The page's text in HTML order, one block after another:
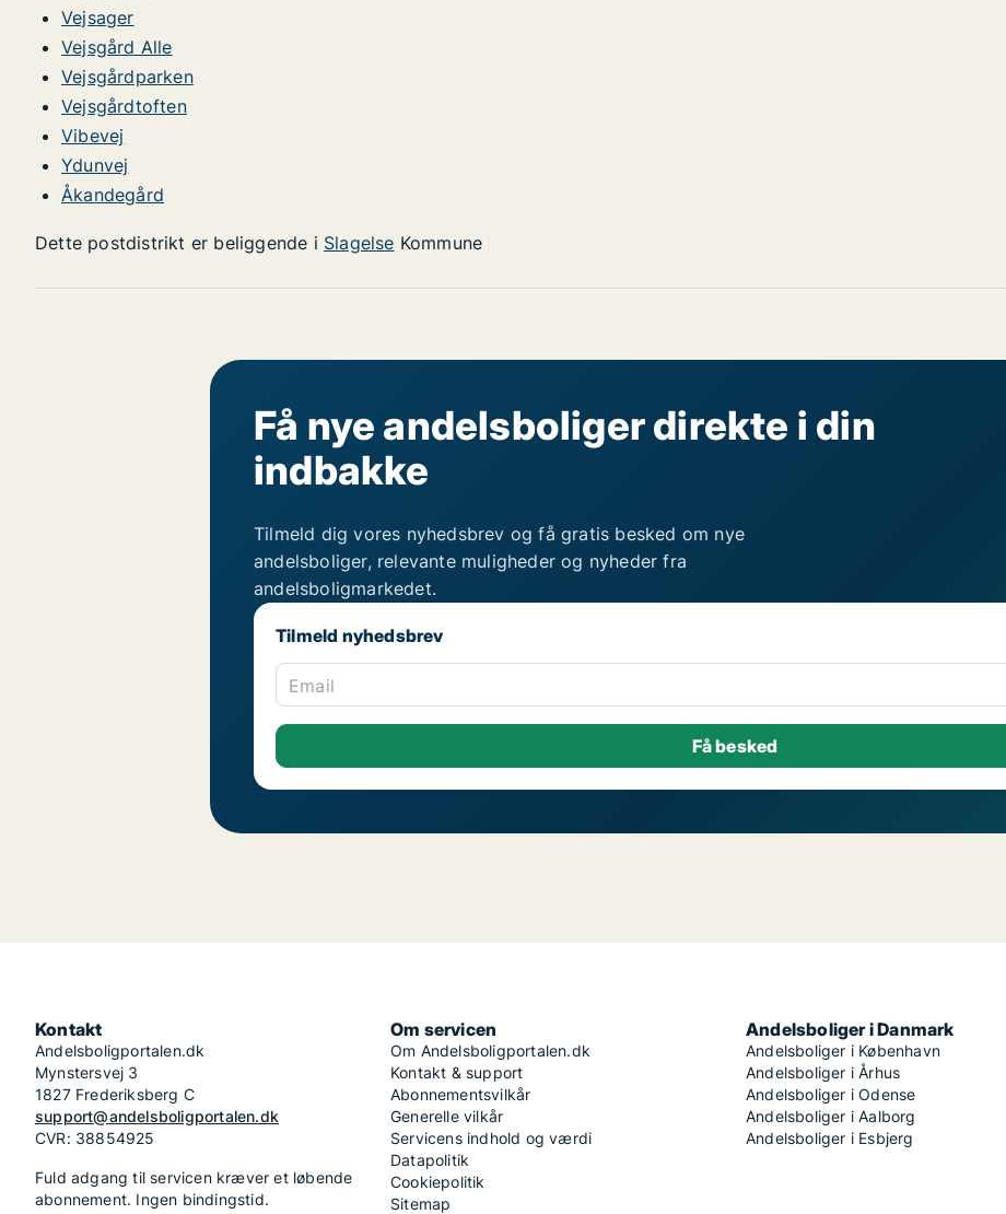
Vejsager
Vejsgård Alle
Vejsgårdparken
Vejsgårdtoften
Vibevej
Ydunvej
Åkandegård
Dette postdistrikt er beliggende i Slagelse Kommune
Få nye andelsboliger direkte i din
indbakke
Tilmeld dig vores nyhedsbrev og få gratis besked om nye
andelsboliger, relevante muligheder og nyheder fra
andelsboligmarkedet.
Tilmeld nyhedsbrev
Email
Kontakt
Andelsboligportalen.dk
Mynstersvej 3
1827 Frederiksberg C
support@andelsboligportalen.dk
CVR: 38854925
Fuld adgang til servicen kræver et løbende
abonnement. Ingen bindingstid.
Om servicen
Om Andelsboligportalen.dk
Kontakt & support
Abonnementsvilkår
Generelle vilkår
Servicens indhold og værdi
Datapolitik
Cookiepolitik
Sitemap
Andelsboliger i Danmark
Andelsboliger i København
Andelsboliger i Århus
Andelsboliger i Odense
Andelsboliger i Aalborg
Andelsboliger i Esbjerg